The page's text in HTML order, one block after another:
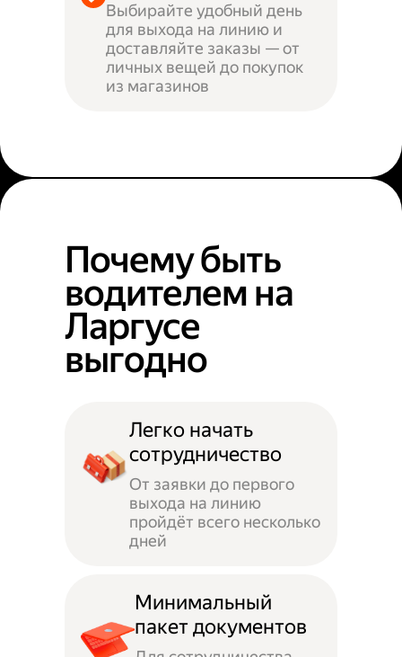
Выбирайте удобный день
для выхода на линию и
доставляйте заказы — от
личных вещей до покупок
из магазинов
Почему быть
водителем на
Ларгусе
выгодно
Легко начать
сотрудничество
От заявки до первого
выхода на линию
пройдёт всего несколько
дней
Минимальный
пакет документов